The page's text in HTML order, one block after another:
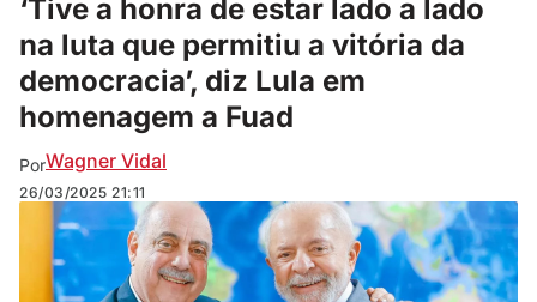
‘Tive a honra de estar lado a lado
na luta que permitiu a vitória da
democracia’, diz Lula em
homenagem a Fuad
PorWagner Vidal
26/03/2025 21:11